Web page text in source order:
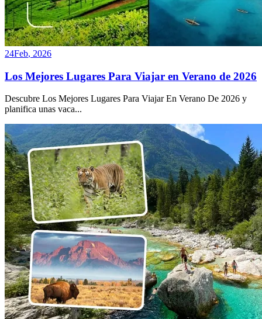
24Feb, 2026
Los Mejores Lugares Para Viajar en Verano de 2026
Descubre Los Mejores Lugares Para Viajar En Verano De 2026 y
planifica unas vaca...